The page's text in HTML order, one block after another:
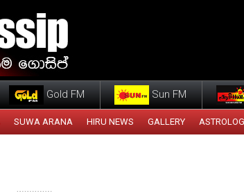
Gold FM Sun FM
SUWA ARANA HIRU NEWS GALLERY